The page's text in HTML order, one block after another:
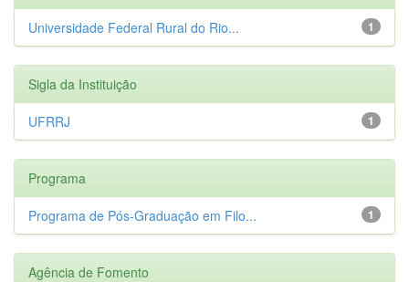
1
Universidade Federal Rural do Rio...
Sigla da Instituição
1
UFRRJ
Programa
1
Programa de Pós-Graduação em Filo...
Agência de Fomento